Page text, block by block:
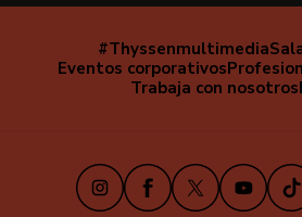
Navegación
secundaria
#Thyssenmultimedia
Eventos corporativos
Trabaja con nosotros
InstagramFacebook
X Youtube